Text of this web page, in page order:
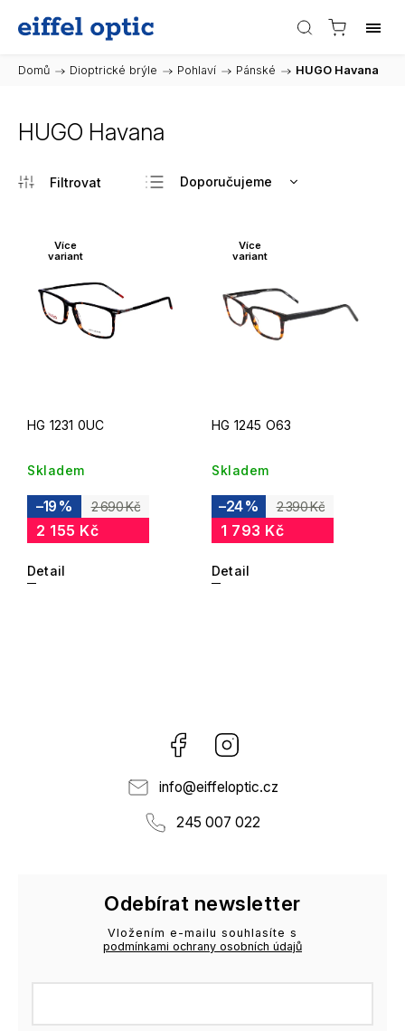
Domů / Dioptrické brýle / Pohlaví / Pánské / HUGO Havana
HUGO Havana
Doporučujeme
Nejdražší
Abecedně
Více
variant
HG 1231 0UC
Skladem
2 690 Kč
–19 %
2 155 Kč
Detail
Více
variant
HG 1245 O63
Skladem
2 390 Kč
–24 %
1 793 Kč
Detail
Facebook
info@eiffeloptic.cz
245 007 022
Odebírat newsletter
Vložením e-mailu souhlasíte s
podmínkami ochrany osobních údajů